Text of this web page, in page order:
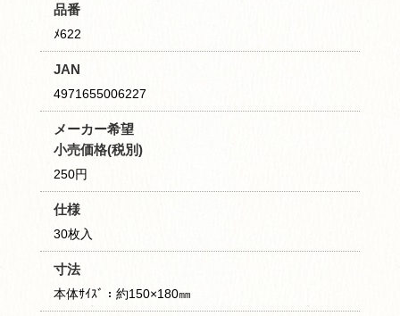
品番
ﾒ622
JAN
4971655006227
メーカー希望
小売価格(税別)
250円
仕様
30枚入
寸法
本体ｻｲｽﾞ：約150×180㎜